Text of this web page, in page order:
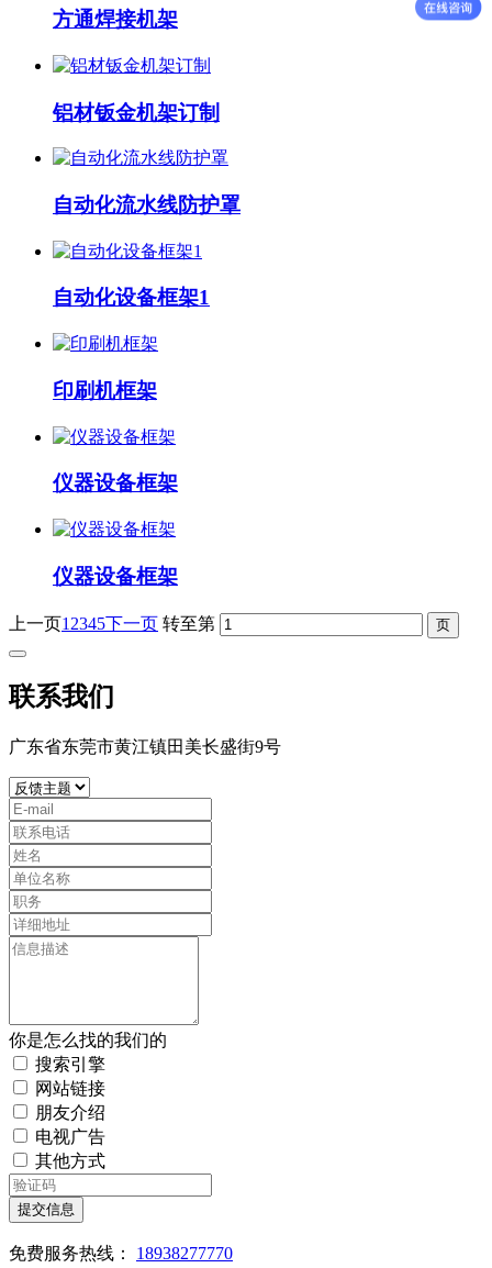
方通焊接机架
铝材钣金机架订制
自动化流水线防护罩
自动化设备框架1
印刷机框架
仪器设备框架
仪器设备框架
上一页1 2345下一页 转至第
联系我们
广东省东莞市黄江镇田美长盛街9号
你是怎么找的我们的
搜索引擎
网站链接
朋友介绍
电视广告
其他方式
提交信息
免费服务热线： 18938277770